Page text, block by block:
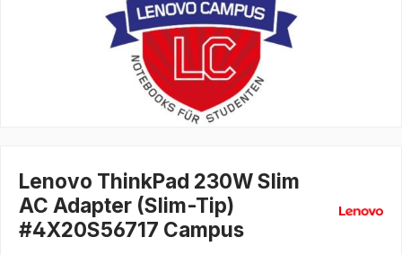
Lenovo ThinkPad 230W Slim
AC Adapter (Slim-Tip)
#4X20S56717 Campus